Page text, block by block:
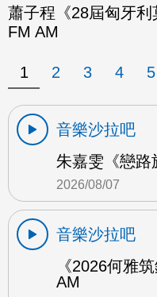
蕭子程《28屆匈牙
FM AM
1 2 3 4 5
音樂沙拉吧
朱嘉雯《戀路
2026/08/07
音樂沙拉吧
《2026何雅
AM